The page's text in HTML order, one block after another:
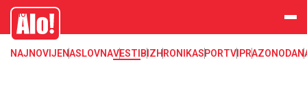
Alo
NAJNOVIJENASLOVNAVESTI BIZHRONIKASPORTVIPRAZONODA